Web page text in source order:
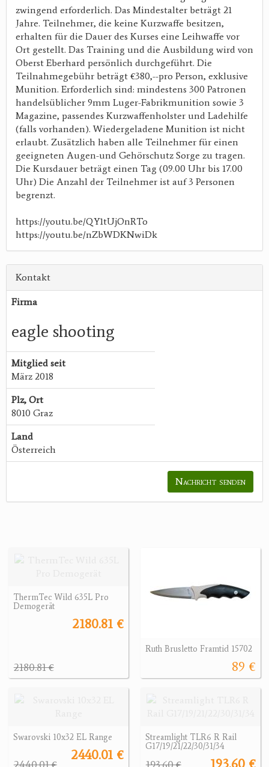
zwingend erforderlich. Das Mindestalter beträgt 21
Jahre. Teilnehmer, die keine Kurzwaffe besitzen,
erhalten für die Dauer des Kurses eine Leihwaffe vor
Ort gestellt. Das Training und die Ausbildung wird von
Oberst Eberhard persönlich durchgeführt. Die
Teilnahmegebühr beträgt €380,--pro Person, exklusive
Munition. Erforderlich sind: mindestens 300 Patronen
handelsüblicher 9mm Luger-Fabrikmunition sowie 3
Magazine, passendes Kurzwaffenholster und Ladehilfe
(falls vorhanden). Wiedergeladene Munition ist nicht
erlaubt. Zusätzlich haben alle Teilnehmer für einen
geeigneten Augen-und Gehörschutz Sorge zu tragen.
Die Kursdauer beträgt einen Tag (09.00 Uhr bis 17.00
Uhr) Die Anzahl der Teilnehmer ist auf 3 Personen
begrenzt.
https://youtu.be/QY1tUjOnRTo
https://youtu.be/nZbWDKNwiDk
Kontakt
Firma
eagle shooting
Mitglied seit
März 2018
Plz, Ort
8010 Graz
Land
Österreich
Nachricht senden
ThermTec Wild 635L Pro
Demogerät
2180.81 €
2180.81 €
Ruth Brusletto Framtid 15702
89 €
Swarovski 10x32 EL Range
2440.01 €
Streamlight TLR6 R Rail
G17/19/21/22/30/31/34
193.60 €